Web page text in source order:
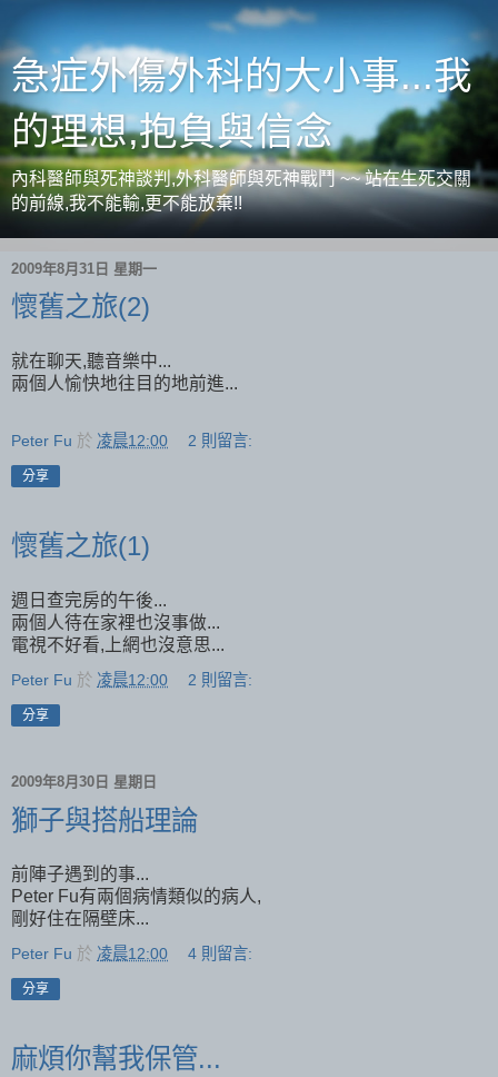
急症外傷外科的大小事...我
的理想,抱負與信念
內科醫師與死神談判,外科醫師與死神戰鬥 ~~ 站在生死交關
的前線,我不能輸,更不能放棄!!
2009年8月31日 星期一
懷舊之旅(2)
就在聊天,聽音樂中...
兩個人愉快地往目的地前進...
Peter Fu 於 凌晨12:00 2 則留言:
分享
懷舊之旅(1)
週日查完房的午後...
兩個人待在家裡也沒事做...
電視不好看,上網也沒意思...
Peter Fu 於 凌晨12:00 2 則留言:
分享
2009年8月30日 星期日
獅子與搭船理論
前陣子遇到的事...
Peter Fu有兩個病情類似的病人,
剛好住在隔壁床...
Peter Fu 於 凌晨12:00 4 則留言:
分享
麻煩你幫我保管...